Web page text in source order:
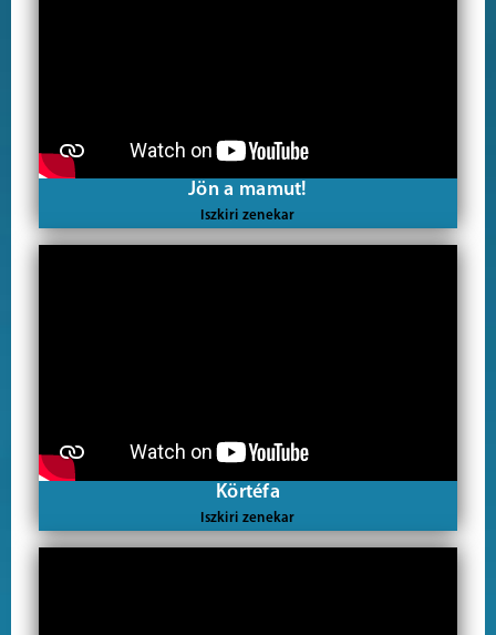
Jön a mamut!
Iszkiri zenekar
Körtéfa
Iszkiri zenekar